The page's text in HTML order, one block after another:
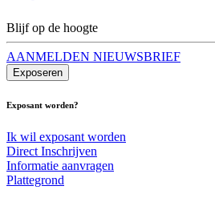
Blijf op de hoogte
AANMELDEN NIEUWSBRIEF
Exposeren
Exposant worden?
Ik wil exposant worden
Direct Inschrijven
Informatie aanvragen
Plattegrond